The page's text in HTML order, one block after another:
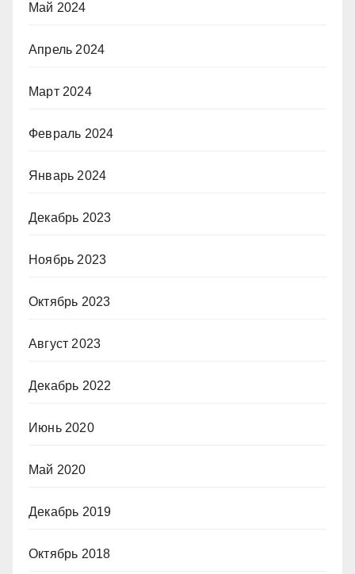
Май 2024
Апрель 2024
Март 2024
Февраль 2024
Январь 2024
Декабрь 2023
Ноябрь 2023
Октябрь 2023
Август 2023
Декабрь 2022
Июнь 2020
Май 2020
Декабрь 2019
Октябрь 2018